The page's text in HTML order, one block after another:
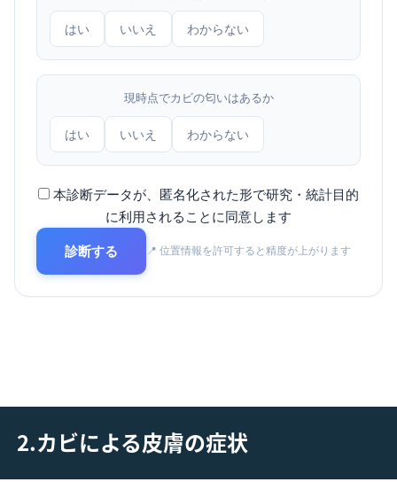
はい いいえ わからない
現時点でカビの匂いはあるか
はい いいえ わからない
本診断データが、匿名化された形で研究・統計目的
に利用されることに同意します
診断する 📍 位置情報を許可すると精度が上がります
2.カビによる皮膚の症状